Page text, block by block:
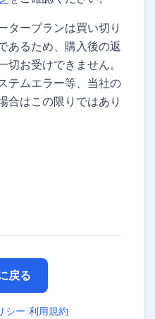
タープランは買い切り
あるため、購入後の返
お受けできません。
テムエラー等、当社の
合はこの限りではあり
戻る
シー 利用規約